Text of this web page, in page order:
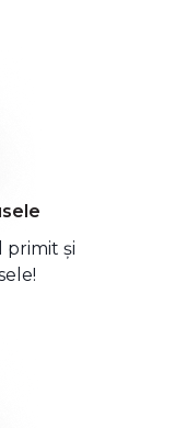
primit și